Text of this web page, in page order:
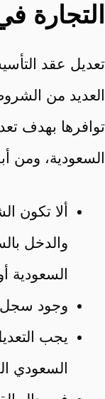
التجارة
تعديل عقد
العديد من
توافرها بهدف
السعودية، ومن
ألا تكون
والدخل
السعودية
وجود سجل
يجب
السعودي